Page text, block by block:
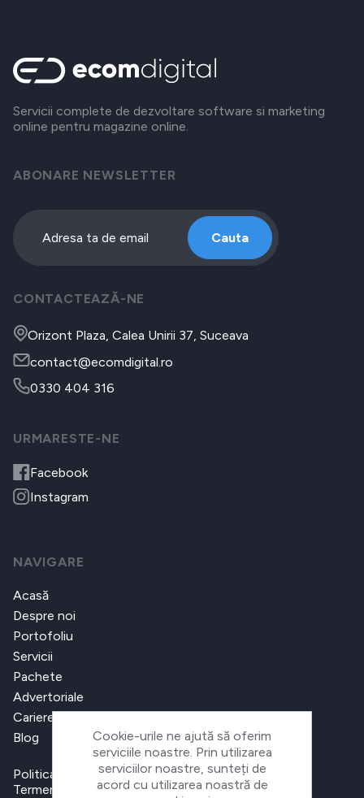
Servicii complete de dezvoltare software si marketing
online pentru magazine online.
ABONARE NEWSLETTER
Cauta
CONTACTEAZĂ-NE
Orizont Plaza, Calea Unirii 37, Suceava
contact@ecomdigital.ro
0330 404 316
URMARESTE-NE
Facebook
Instagram
NAVIGARE
Acasă
Despre noi
Portofoliu
Servicii
Pachete
Advertoriale
Cariere
Blog
Politica de confidențialitate
Termeni și condiții
Cookie-urile ne ajută să oferim
serviciile noastre. Prin utilizarea
serviciilor noastre, sunteți de
acord cu utilizarea noastră de